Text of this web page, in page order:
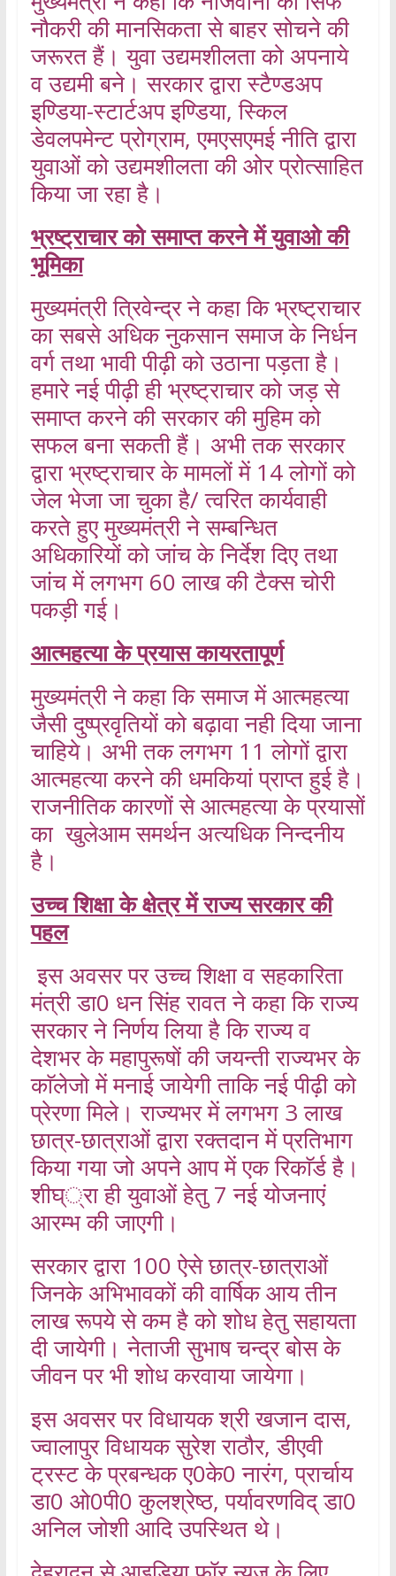
नौकरी की मानसिकता से बाहर सोचने की
जरूरत हैं। युवा उद्यमशीलता को अपनाये
व उद्यमी बने। सरकार द्वारा स्टैण्डअप
इण्डिया-स्टार्टअप इण्डिया, स्किल
डेवलपमेन्ट प्रोग्राम, एमएसएमई नीति द्वारा
युवाओं को उद्यमशीलता की ओर प्रोत्साहित
किया जा रहा है।
भ्रष्ट्राचार को समाप्त करने में युवाओ की
भूमिका
मुख्यमंत्री त्रिवेन्द्र ने कहा कि भ्रष्ट्राचार
का सबसे अधिक नुकसान समाज के निर्धन
वर्ग तथा भावी पीढ़ी को उठाना पड़ता है।
हमारे नई पीढ़ी ही भ्रष्ट्राचार को जड़ से
समाप्त करने की सरकार की मुहिम को
सफल बना सकती हैं। अभी तक सरकार
द्वारा भ्रष्ट्राचार के मामलों में 14 लोगों को
जेल भेजा जा चुका है/ त्वरित कार्यवाही
करते हुए मुख्यमंत्री ने सम्बन्धित
अधिकारियों को जांच के निर्देश दिए तथा
जांच में लगभग 60 लाख की टैक्स चोरी
पकड़ी गई।
आत्महत्या के प्रयास कायरतापूर्ण
मुख्यमंत्री ने कहा कि समाज में आत्महत्या
जैसी दुष्प्रवृतियों को बढ़ावा नही दिया जाना
चाहिये। अभी तक लगभग 11 लोगों द्वारा
आत्महत्या करने की धमकियां प्राप्त हुई है।
राजनीतिक कारणों से आत्महत्या के प्रयासों
का खुलेआम समर्थन अत्यधिक निन्दनीय
है।
उच्च शिक्षा के क्षेत्र में राज्य सरकार की
पहल
इस अवसर पर उच्च शिक्षा व सहकारिता
मंत्री डा0 धन सिंह रावत ने कहा कि राज्य
सरकार ने निर्णय लिया है कि राज्य व
देशभर के महापुरूषों की जयन्ती राज्यभर के
काॅलेजो में मनाई जायेगी ताकि नई पीढ़ी को
प्रेरणा मिले। राज्यभर में लगभग 3 लाख
छात्र-छात्राओं द्वारा रक्तदान में प्रतिभाग
किया गया जो अपने आप में एक रिकाॅर्ड है।
शीघ््रा ही युवाओं हेतु 7 नई योजनाएं
आरम्भ की जाएगी।
सरकार द्वारा 100 ऐसे छात्र-छात्राओं
जिनके अभिभावकों की वार्षिक आय तीन
लाख रूपये से कम है को शोध हेतु सहायता
दी जायेगी। नेताजी सुभाष चन्द्र बोस के
जीवन पर भी शोध करवाया जायेगा।
इस अवसर पर विधायक श्री खजान दास,
ज्वालापुर विधायक सुरेश राठौर, डीएवी
ट्रस्ट के प्रबन्धक ए0के0 नारंग, प्रार्चाय
डा0 ओ0पी0 कुलश्रेष्ठ, पर्यावरणविद् डा0
अनिल जोशी आदि उपस्थित थे।